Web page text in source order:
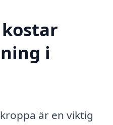
i
är en viktig